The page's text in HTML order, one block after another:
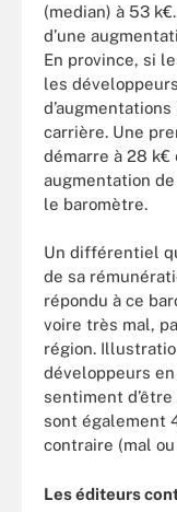
(median) à 53
d’une
En province, si
les
carrière. Une
démarre à 28 k€
augmentation
le baromètre.
Un différentiel
de sa
répondu à ce
voire très mal,
région.
développeurs
sentiment
sont également
contraire (mal
Les éditeurs